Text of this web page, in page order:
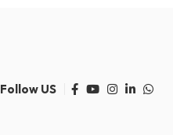
Follow US